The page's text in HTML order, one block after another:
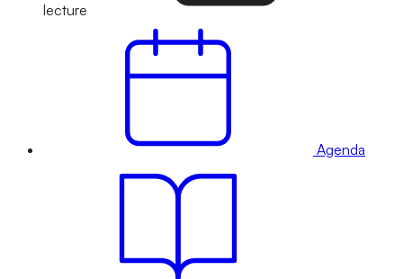
lecture
Agenda